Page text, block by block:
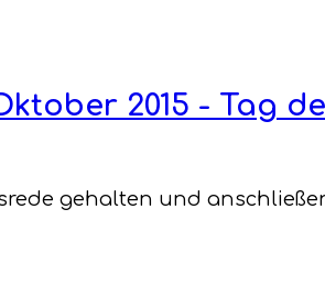
2015 - Tag
gehalten und